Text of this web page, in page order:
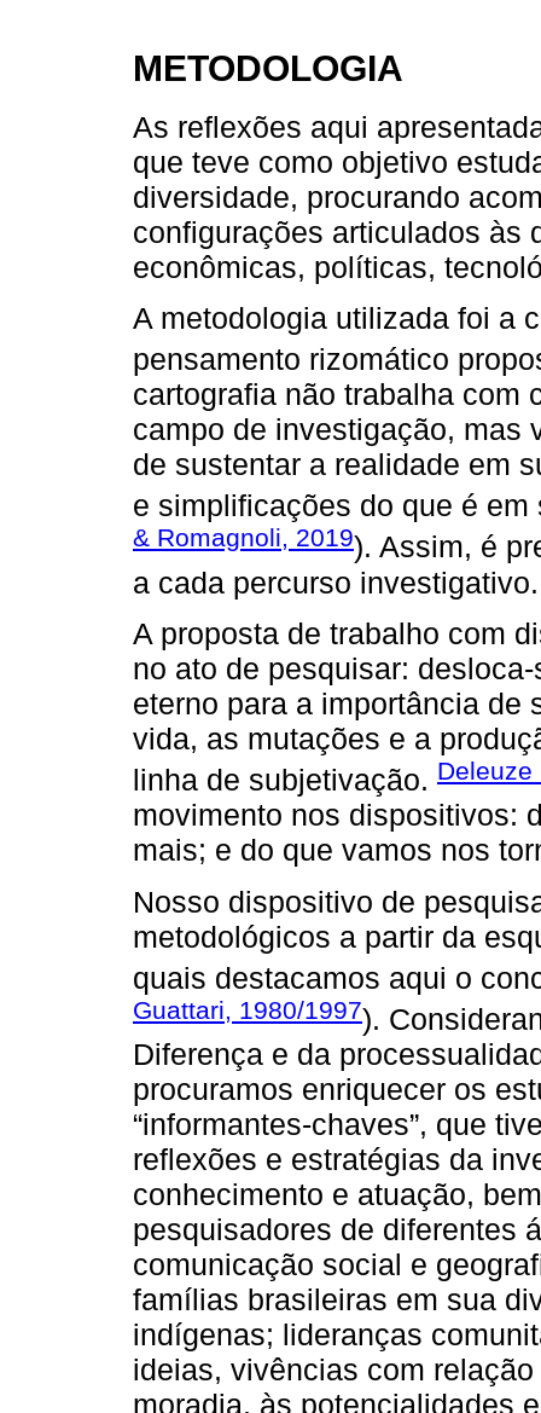
METODOLOGIA
As reflexões aqui
que teve como objetivo
diversidade, procurando
configurações articulados às
econômicas, políticas,
A metodologia utilizada foi a
pensamento rizomático
cartografia não trabalha com
campo de investigação, mas
de sustentar a realidade em
e simplificações do que é
& Romagnoli, 2019). Assim, é
a cada percurso investigativo.
A proposta de trabalho com
no ato de pesquisar:
eterno para a importância de
vida, as mutações e a
linha de subjetivação. Deleuze
movimento nos dispositivos:
mais; e do que vamos nos
Nosso dispositivo de
metodológicos a partir da
quais destacamos aqui o
Guattari, 1980/1997).
Diferença e da
procuramos enriquecer os
“informantes-chaves”, que
reflexões e estratégias da
conhecimento e atuação,
pesquisadores de diferentes
comunicação social e
famílias brasileiras em sua
indígenas; lideranças
ideias, vivências com
moradia, às potencialidades